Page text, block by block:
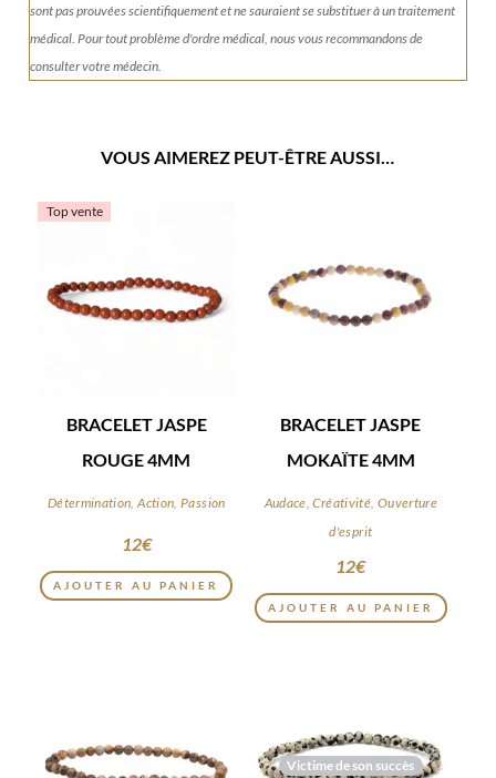
sont pas prouvées scientifiquement et ne sauraient se substituer à un traitement
médical. Pour tout problème d'ordre médical, nous vous recommandons de
consulter votre médecin.
VOUS AIMEREZ PEUT-ÊTRE AUSSI…
Top vente
BRACELET JASPE
ROUGE 4MM
Détermination, Action, Passion
12€
AJOUTER AU PANIER
BRACELET JASPE
MOKAÏTE 4MM
Audace, Créativité, Ouverture
d'esprit
12€
AJOUTER AU PANIER
Victime de son succès